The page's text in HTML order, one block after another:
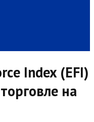
Index (EFI)
на